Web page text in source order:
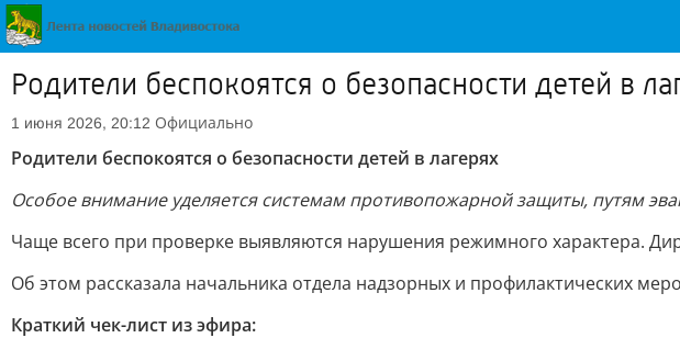
Родители беспокоятся о безопасности детей в
1 июня 2026, 20:12 Официально
Родители беспокоятся о безопасности детей в лагерях
Особое внимание уделяется системам противопожарной защиты, путям
Чаще всего при проверке выявляются нарушения режимного характера.
Об этом рассказала начальника отдела надзорных и профилактических
Краткий чек-лист из эфира: